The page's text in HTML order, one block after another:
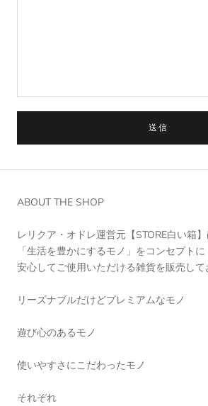
送信
ABOUT THE SHOP
レリクア・オドレ運営元【STORE白い箱
「生活を豊かにするモノ」をコンセプトに
安心してご使用いただける雑貨を販売して
リーズナブルだけどプレミアムなモノ
遊び心のあるモノ
使いやすさにこだわったモノ
それぞれ